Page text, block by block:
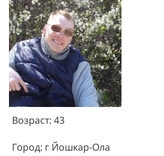
Возраст: 43
Город: г Йошкар-Ола